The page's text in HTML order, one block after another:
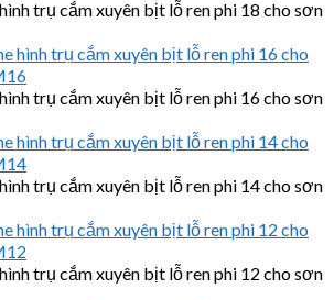
trụ cắm xuyên bịt lỗ ren phi 18 cho sơn
trụ cắm xuyên bịt lỗ ren phi 16 cho sơn
trụ cắm xuyên bịt lỗ ren phi 14 cho sơn
trụ cắm xuyên bịt lỗ ren phi 12 cho sơn